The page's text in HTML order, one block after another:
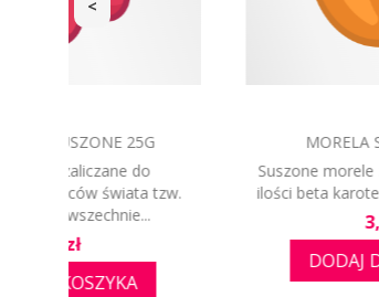
BRZOSKWINIA LIOFILIZOWANA 15G
Brzoskwinie są cennym źródłem beta-
karotenu i błonnika. Zawierają też sporo
DODAJ DO KOSZYKA
<